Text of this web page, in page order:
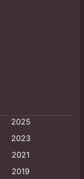
2025
2023
2021
2019